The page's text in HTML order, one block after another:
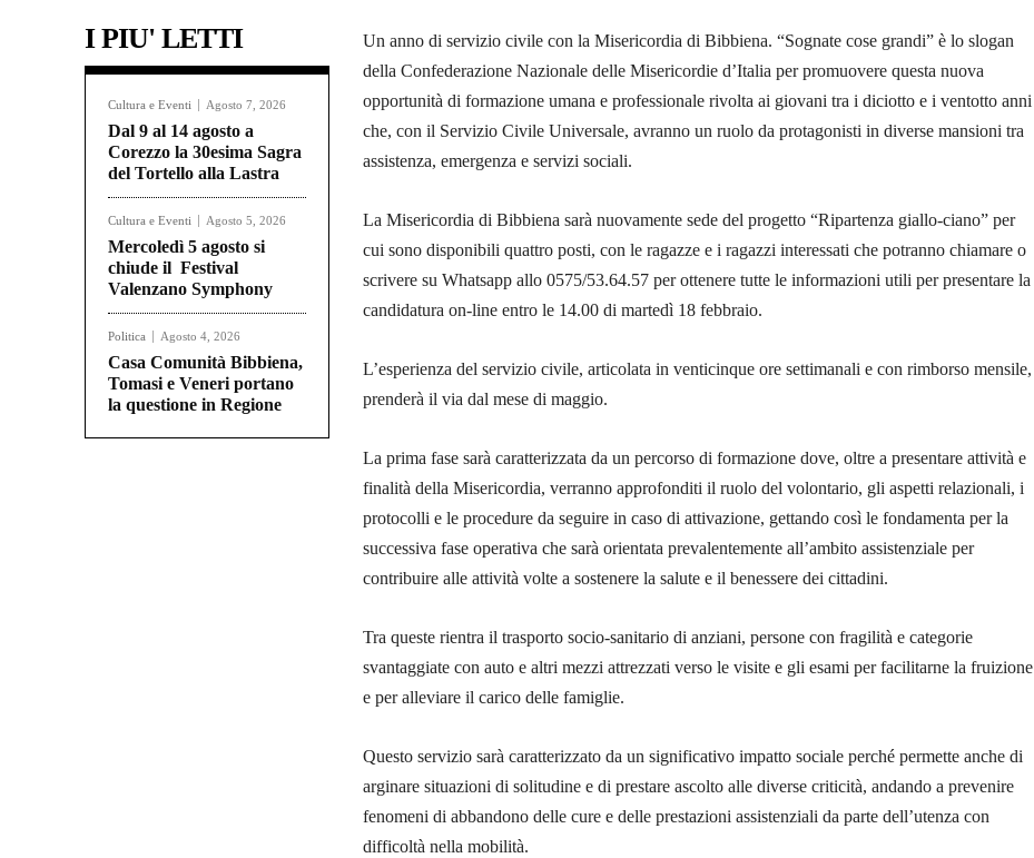
I PIU' LETTI
Cultura e Eventi Agosto 7, 2026
Dal 9 al 14 agosto a
Corezzo la 30esima Sagra
del Tortello alla Lastra
Cultura e Eventi Agosto 5, 2026
Mercoledì 5 agosto si
chiude il Festival
Valenzano Symphony
Politica Agosto 4, 2026
Casa Comunità Bibbiena,
Tomasi e Veneri portano
la questione in Regione
Un anno di servizio civile con la Misericordia di Bibbiena. “Sognate cose grandi” è lo slogan
della Confederazione Nazionale delle Misericordie d’Italia per promuovere questa nuova
opportunità di formazione umana e professionale rivolta ai giovani tra i diciotto e i ventotto anni
che, con il Servizio Civile Universale, avranno un ruolo da protagonisti in diverse mansioni tra
assistenza, emergenza e servizi sociali.
La Misericordia di Bibbiena sarà nuovamente sede del progetto “Ripartenza giallo-ciano” per
cui sono disponibili quattro posti, con le ragazze e i ragazzi interessati che potranno chiamare o
scrivere su Whatsapp allo 0575/53.64.57 per ottenere tutte le informazioni utili per presentare la
candidatura on-line entro le 14.00 di martedì 18 febbraio.
L’esperienza del servizio civile, articolata in venticinque ore settimanali e con rimborso mensile,
prenderà il via dal mese di maggio.
La prima fase sarà caratterizzata da un percorso di formazione dove, oltre a presentare attività e
finalità della Misericordia, verranno approfonditi il ruolo del volontario, gli aspetti relazionali, i
protocolli e le procedure da seguire in caso di attivazione, gettando così le fondamenta per la
successiva fase operativa che sarà orientata prevalentemente all’ambito assistenziale per
contribuire alle attività volte a sostenere la salute e il benessere dei cittadini.
Tra queste rientra il trasporto socio-sanitario di anziani, persone con fragilità e categorie
svantaggiate con auto e altri mezzi attrezzati verso le visite e gli esami per facilitarne la fruizione
e per alleviare il carico delle famiglie.
Questo servizio sarà caratterizzato da un significativo impatto sociale perché permette anche di
arginare situazioni di solitudine e di prestare ascolto alle diverse criticità, andando a prevenire
fenomeni di abbandono delle cure e delle prestazioni assistenziali da parte dell’utenza con
difficoltà nella mobilità.